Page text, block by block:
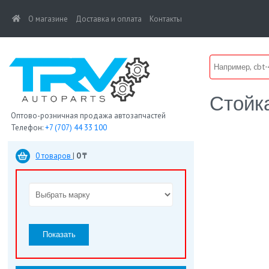
(current)
О магазине Доставка и оплата Контакты
Оптово-розничная продажа автозапчастей
Телефон:+7 (707) 44 33 100
0 товаров | 0 ₸
Показать